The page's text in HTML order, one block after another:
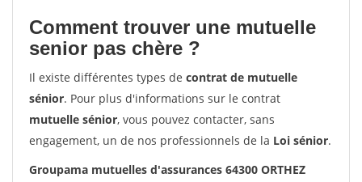
Comment trouver une mutuelle
senior pas chère ?
Il existe différentes types de contrat de mutuelle
sénior. Pour plus d'informations sur le contrat
mutuelle sénior, vous pouvez contacter, sans
engagement, un de nos professionnels de la Loi sénior.
Groupama mutuelles d'assurances 64300 ORTHEZ